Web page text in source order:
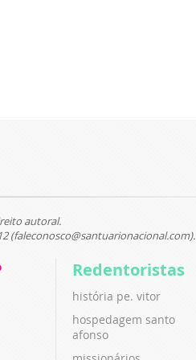
autoral.
(faleconosco@santuarionacional.com).
Redentoristas
história pe. vitor
hospedagem santo
afonso